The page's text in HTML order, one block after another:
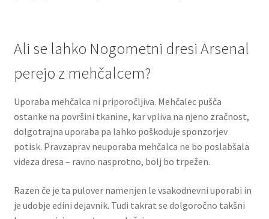
Ali se lahko Nogometni dresi Arsenal
perejo z mehčalcem?
Uporaba mehčalca ni priporočljiva. Mehčalec pušča
ostanke na površini tkanine, kar vpliva na njeno zračnost,
dolgotrajna uporaba pa lahko poškoduje sponzorjev
potisk. Pravzaprav neuporaba mehčalca ne bo poslabšala
videza dresa – ravno nasprotno, bolj bo trpežen.
Razen če je ta pulover namenjen le vsakodnevni uporabi in
je udobje edini dejavnik. Tudi takrat se dolgoročno takšni